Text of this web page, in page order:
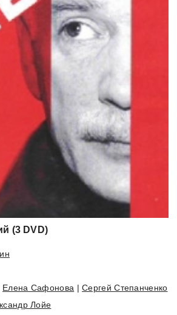
(3 DVD)
Елена Сафонова |Сергей Степанченко
Лойе